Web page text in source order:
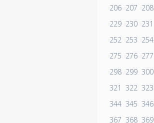
206 207 208
229 230 231
252 253 254
275 276 277
298 299 300
321
322 323
344 345 346
367 368 369